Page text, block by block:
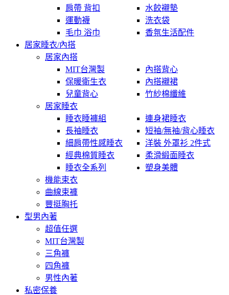
肩帶 背扣
水餃襯墊
運動襪
洗衣袋
毛巾 浴巾
香氛生活配件
居家睡衣/內搭
居家內搭
MIT台灣製
內搭背心
保暖衛生衣
內搭襯裙
兒童背心
竹紗棉纖維
居家睡衣
睡衣睡褲組
連身裙睡衣
長袖睡衣
短袖/無袖/背心睡衣
細肩帶性感睡衣
洋裝 外罩衫 2件式
經典棉質睡衣
柔滑緞面睡衣
睡衣全系列
塑身美體
機能束衣
曲線束褲
豐挺胸托
型男內著
超值任選
MIT台灣製
三角褲
四角褲
男性內著
私密保養